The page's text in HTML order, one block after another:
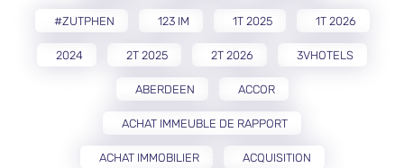
#ZUTPHEN 123 IM 1T 2025 1T 2026
2024 2T 2025 2T 2026 3VHOTELS
ABERDEEN ACCOR
ACHAT IMMEUBLE DE RAPPORT
ACHAT IMMOBILIER ACQUISITION